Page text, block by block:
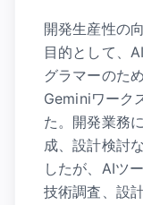
開発生産性の
目的として、
グラマーのた
Geminiワーク
た。開発業務
成、設計検討
したが、AIツ
技術調査、設